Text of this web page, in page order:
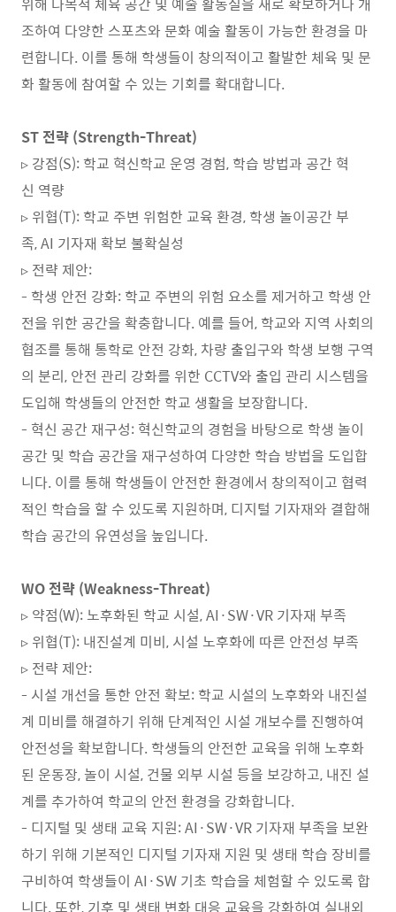
조하여 다양한 스포츠와 문화 예술 활동이 가능한 환경을 마
련합니다. 이를 통해 학생들이 창의적이고 활발한 체육 및 문
화 활동에 참여할 수 있는 기회를 확대합니다.
ST 전략 (Strength-Threat)
▹ 강점(S): 학교 혁신학교 운영 경험, 학습 방법과 공간 혁
신 역량
▹ 위협(T): 학교 주변 위험한 교육 환경, 학생 놀이공간 부
족, AI 기자재 확보 불확실성
▹ 전략 제안:
- 학생 안전 강화: 학교 주변의 위험 요소를 제거하고 학생 안
전을 위한 공간을 확충합니다. 예를 들어, 학교와 지역 사회의
협조를 통해 통학로 안전 강화, 차량 출입구와 학생 보행 구역
의 분리, 안전 관리 강화를 위한 CCTV와 출입 관리 시스템을
도입해 학생들의 안전한 학교 생활을 보장합니다.
- 혁신 공간 재구성: 혁신학교의 경험을 바탕으로 학생 놀이
공간 및 학습 공간을 재구성하여 다양한 학습 방법을 도입합
니다. 이를 통해 학생들이 안전한 환경에서 창의적이고 협력
적인 학습을 할 수 있도록 지원하며, 디지털 기자재와 결합해
학습 공간의 유연성을 높입니다.
WO 전략 (Weakness-Threat)
▹ 약점(W): 노후화된 학교 시설, AI·SW·VR 기자재 부족
▹ 위협(T): 내진설계 미비, 시설 노후화에 따른 안전성 부족
▹ 전략 제안:
- 시설 개선을 통한 안전 확보: 학교 시설의 노후화와 내진설
계 미비를 해결하기 위해 단계적인 시설 개보수를 진행하여
안전성을 확보합니다. 학생들의 안전한 교육을 위해 노후화
된 운동장, 놀이 시설, 건물 외부 시설 등을 보강하고, 내진 설
계를 추가하여 학교의 안전 환경을 강화합니다.
- 디지털 및 생태 교육 지원: AI·SW·VR 기자재 부족을 보완
하기 위해 기본적인 디지털 기자재 지원 및 생태 학습 장비를
구비하여 학생들이 AI·SW 기초 학습을 체험할 수 있도록 합
니다. 또한, 기후 및 생태 변화 대응 교육을 강화하여 실내외